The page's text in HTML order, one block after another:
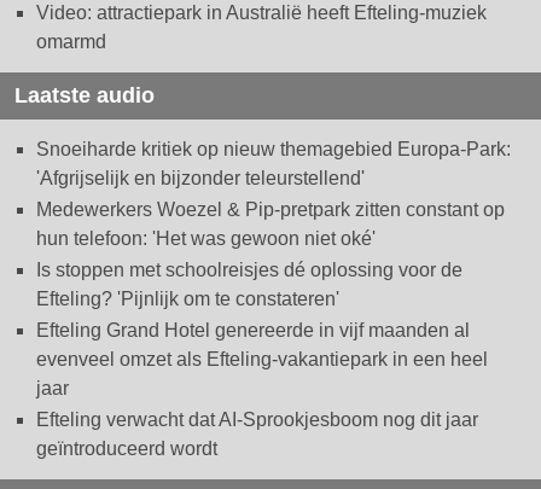
Video: attractiepark in Australië heeft Efteling-muziek
omarmd
Laatste audio
Snoeiharde kritiek op nieuw themagebied Europa-Park:
'Afgrijselijk en bijzonder teleurstellend'
Medewerkers Woezel & Pip-pretpark zitten constant op
hun telefoon: 'Het was gewoon niet oké'
Is stoppen met schoolreisjes dé oplossing voor de
Efteling? 'Pijnlijk om te constateren'
Efteling Grand Hotel genereerde in vijf maanden al
evenveel omzet als Efteling-vakantiepark in een heel
jaar
Efteling verwacht dat AI-Sprookjesboom nog dit jaar
geïntroduceerd wordt